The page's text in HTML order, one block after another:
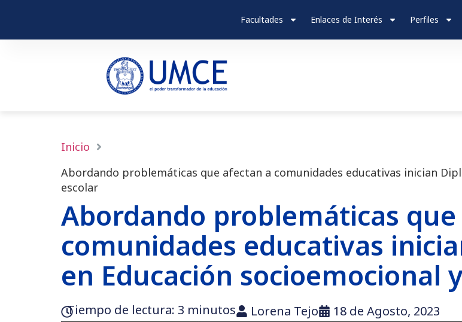
Facultades Enlaces de Interés Perfiles
Inicio
Abordando problemáticas que afectan a comunidades educativas inician
escolar
Abordando problemáticas
comunidades educativas
en Educación socioemocional
Tiempo de lectura:‎ 3 minutos Lorena Tejo 18 de Agosto, 2023